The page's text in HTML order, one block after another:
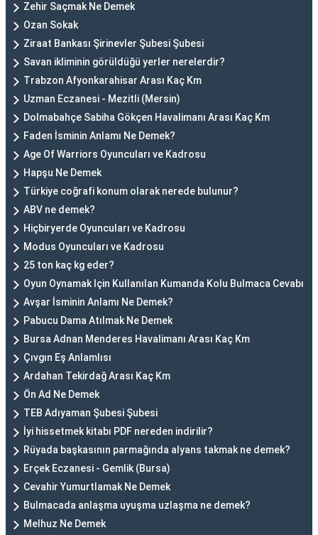
Zehir Saçmak Ne Demek
Ozan Sokak
Ziraat Bankası Şirinevler Şubesi Şubesi
Savan ikliminin görüldüğü yerler nerelerdir?
Trabzon Afyonkarahisar Arası Kaç Km
Uzman Eczanesi - Mezitli (Mersin)
Dolmabahçe Sabiha Gökçen Havalimanı Arası Kaç Km
Faden İsminin Anlamı Ne Demek?
Age Of Warriors Oyuncuları ve Kadrosu
Hapşu Ne Demek
Türkiye coğrafi konum olarak nerede bulunur?
ABV ne demek?
Hiçbiryerde Oyuncuları ve Kadrosu
Modus Oyuncuları ve Kadrosu
25 ton kaç kg eder?
Oyun Oynamak Için Kullanılan Kumanda Kolu Bulmaca Cevabı
Avşar İsminin Anlamı Ne Demek?
Pabucu Dama Atılmak Ne Demek
Bursa Adnan Menderes Havalimanı Arası Kaç Km
Çıvgın Eş Anlamlısı
Ardahan Tekirdağ Arası Kaç Km
Ön Ad Ne Demek
TEB Adıyaman Şubesi Şubesi
İyi hissetmek kitabı PDF nereden indirilir?
Rüyada başkasının parmağında alyans takmak ne demek?
Erçek Eczanesi - Gemlik (Bursa)
Cevahir Yumurtlamak Ne Demek
Bulmacada anlaşma uyuşma uzlaşma ne demek?
Melhuz Ne Demek